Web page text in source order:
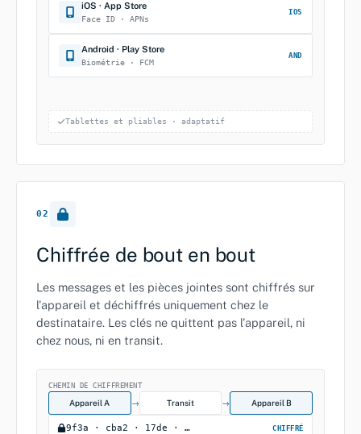
iOS · App Store
Face ID · APNs
IOS
Android · Play Store
Biométrie · FCM
AND
Tablettes et pliables · adaptatif
02
Chiffrée de bout en bout
Les messages et les pièces jointes sont chiffrés sur
l'appareil et déchiffrés uniquement chez le
destinataire. Les clés ne quittent pas l'appareil, ni
chez nous, ni en transit.
CHEMIN DE CHIFFREMENT
Appareil A → Transit → Appareil B
9f3a · cba2 · 17de · … CHIFFRÉ